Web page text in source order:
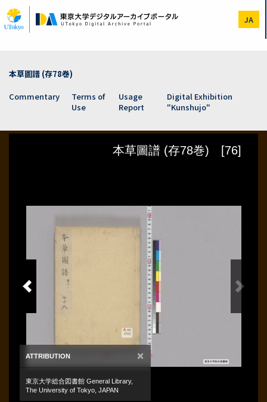
to
main
JA
本草圖譜 (存78巻)
Commentary
Terms of
Use
Usage
Report
Digital Exhibition
"Kunshujo"